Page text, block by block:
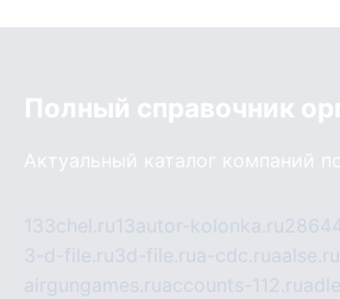
Полный справочник
Актуальный каталог компаний
133chel.ru13autor-kolonka.ru
3-d-file.ru3d-file.rua-cdc.ruaalse.ru
airgungames.ruaccounts-112.ru